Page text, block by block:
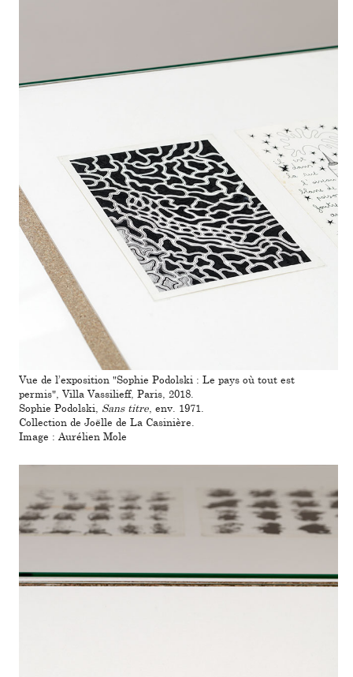
Vue de l’expo­si­tion "Sophie Podolski : Le pays où tout est
permis", Villa Vassilieff, Paris, 2018.
Sophie Podolski, Sans titre, env. 1971.
Collection de Joëlle de La Casinière.
Image : Aurélien Mole